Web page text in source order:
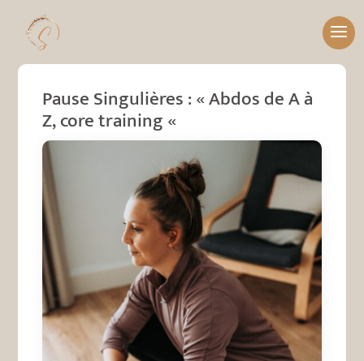
Pause Singulières : « Abdos de A à
Z, core training «